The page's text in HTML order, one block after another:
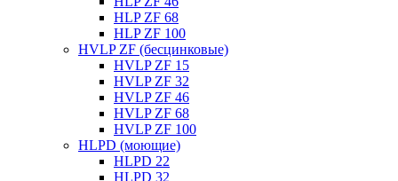
HLP ZF 68
HLP ZF 100
HVLP ZF (бесцинковые)
HVLP ZF 15
HVLP ZF 32
HVLP ZF 46
HVLP ZF 68
HVLP ZF 100
HLPD (моющие)
HLPD 22
HLPD 32